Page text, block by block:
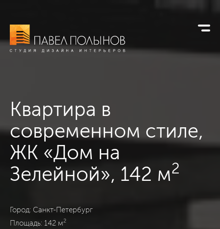
Квартира в
современном стиле,
ЖК «Дом на
Зелейной», 142 м2
Квартира в ЖК «Дом на Зелейной», Санкт-Петербург,
Город: Санкт-Петербург
Площадь: 142 м2